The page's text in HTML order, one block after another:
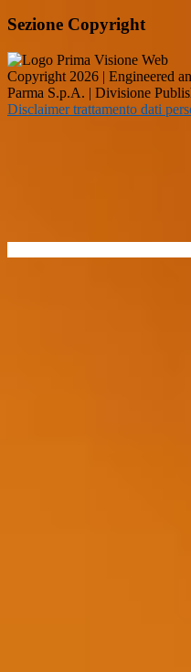
Sezione Copyright
Copyright 2026 | Engineered
Parma S.p.A. | Divisione
Disclaimer trattamento dati